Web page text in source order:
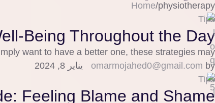
Home/physiotherapy
Tips
Being Throughout the Day
want to have a better one, these strategies may …
by
omarmojahed0@gmail.com
يناير 8, 2024
Tips
Feeling Blame and Shame